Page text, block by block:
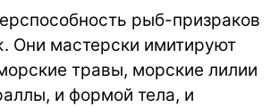
рыб-призраков
Они мастерски имитируют
травы, морские лилии
и формой тела, и